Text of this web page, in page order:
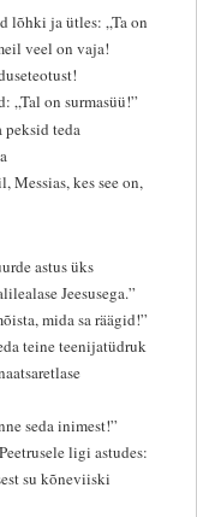
lõhki ja ütles: „Ta on
veel on vaja!
„Tal on surmasüü!”
peksid teda
kes see on,
astus üks
Jeesusega.”
mida sa räägid!”
teine teenijatüdruk
seda inimest!”
ligi astudes:
su kõneviiski